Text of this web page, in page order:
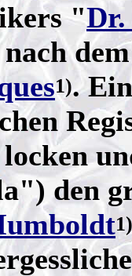
"Dr.
1).
den
1)